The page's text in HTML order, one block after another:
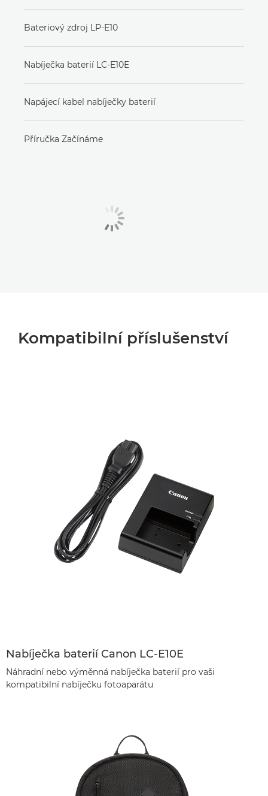
Bateriový zdroj LP-E10
Nabíječka baterií LC-E10E
Napájecí kabel nabíječky baterií
Příručka Začínáme
Kompatibilní příslušenství
Nabíječka baterií Canon LC-E10E
Náhradní nebo výměnná nabíječka baterií pro vaši
kompatibilní nabíječku fotoaparátu